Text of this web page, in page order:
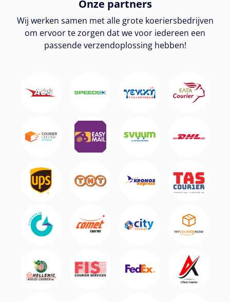
Onze partners
Wij werken samen met alle grote koeriersbedrijven
om ervoor te zorgen dat we voor iedereen een
passende verzendoplossing hebben!